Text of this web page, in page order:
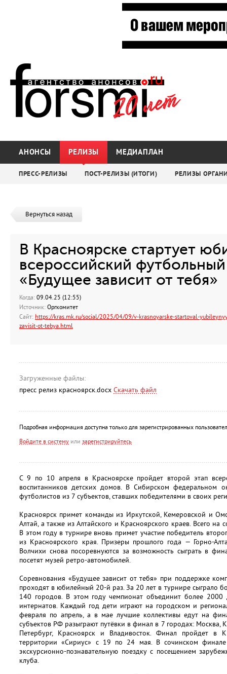
АНОНСЫ РЕЛИЗЫ МЕДИАПЛАН
ПРЕСС-РЕЛИЗЫ ПОСТ-РЕЛИЗЫ (ИТОГИ) РЕЛИЗЫ
Вернуться назад
В Красноярске стартует
всероссийский
«Будущее зависит от тебя»
Когда: 09.04.25 (12:55)
Источник: Оргкомитет
Сайт: https://kras.mk.ru/social/2025/04/09/v-krasnoyarske-startoval-
zavisit-ot-tebya.html
Загруженные файлы:
пресс релиз красноярск.docx Скачать файл
Подробная информация доступна только для зарегистрированных
Войдите в систему или зарегистрируйтесь
С 9 по 10 апреля в Красноярске пройдет второй этап
воспитанников детских домов. В Сибирском федеральном
футболистов из 7 субъектов, ставших победителями в своих
Красноярск примет команды из Иркутской, Кемеровской и
Алтай, а также из Алтайского и Красноярского краев. Всего на
В этом году в турнире вновь примет участие победитель
из Красноярского края. Призеры прошлого года — Горно-
Волчихи снова посоревнуются за возможность сыграть в
посетят музей ретро-автомобилей.
Соревнования «Будущее зависит от тебя» при поддержке
проходят в юбилейный 20-й раз. За 20 лет в турнире сыграло
140 городов. В этом году чемпионат объединит более
интернатов. Каждый год дети играют на городском и
февраля по апрель, а в мае лучшие коллективы едут на
субъектов РФ разыграют путёвки в финал в 7 городах: Москва,
Петербург, Красноярск и Владивосток. Финал пройдет в
территории «Сириус» с 19 по 24 мая. В сочинском
экскурсионно-познавательную поездку с посещением
клуба.